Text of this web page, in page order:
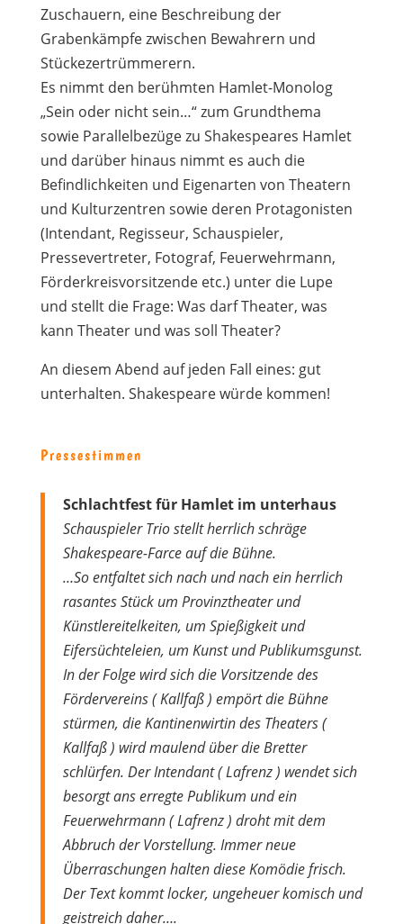
Zuschauern, eine Beschreibung der
Grabenkämpfe zwischen Bewahrern und
Stückezertrümmerern.
Es nimmt den berühmten Hamlet-Monolog
„Sein oder nicht sein…“ zum Grundthema
sowie Parallelbezüge zu Shakespeares Hamlet
und darüber hinaus nimmt es auch die
Befindlichkeiten und Eigenarten von Theatern
und Kulturzentren sowie deren Protagonisten
(Intendant, Regisseur, Schauspieler,
Pressevertreter, Fotograf, Feuerwehrmann,
Förderkreisvorsitzende etc.) unter die Lupe
und stellt die Frage: Was darf Theater, was
kann Theater und was soll Theater?
An diesem Abend auf jeden Fall eines: gut
unterhalten. Shakespeare würde kommen!
Pressestimmen
Schlachtfest für Hamlet im unterhaus
Schauspieler Trio stellt herrlich schräge
Shakespeare-Farce auf die Bühne.
…So entfaltet sich nach und nach ein herrlich
rasantes Stück um Provinztheater und
Künstlereitelkeiten, um Spießigkeit und
Eifersüchteleien, um Kunst und Publikumsgunst.
In der Folge wird sich die Vorsitzende des
Fördervereins ( Kallfaß ) empört die Bühne
stürmen, die Kantinenwirtin des Theaters (
Kallfaß ) wird maulend über die Bretter
schlürfen. Der Intendant ( Lafrenz ) wendet sich
besorgt ans erregte Publikum und ein
Feuerwehrmann ( Lafrenz ) droht mit dem
Abbruch der Vorstellung. Immer neue
Überraschungen halten diese Komödie frisch.
Der Text kommt locker, ungeheuer komisch und
geistreich daher….